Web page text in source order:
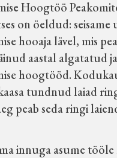
teoks saanud tänu
Seltsingu,
Programmi ja
Vallavalitsuse abile.
Hoogtöö
on öeldud: seisame
hooaja lävel, mis
aastal algatatud
hoogtööd.
tundnud laiad
peab seda ringi
innuga asume tööle